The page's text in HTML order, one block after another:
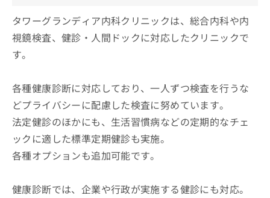
タワーグランディア内科クリニックは、総合内科や内
視鏡検査、健診・人間ドックに対応したクリニックで
す。
各種健康診断に対応しており、一人ずつ検査を行うな
どプライバシーに配慮した検査に努めています。
法定健診のほかにも、生活習慣病などの定期的なチェ
ックに適した標準定期健診も実施。
各種オプションも追加可能です。
健康診断では、企業や行政が実施する健診にも対応。